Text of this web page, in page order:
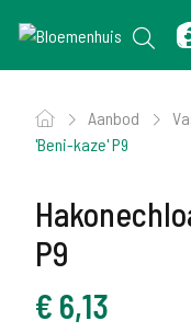
Aanbod
'Beni-kaze' P9
P9
€ 6,13